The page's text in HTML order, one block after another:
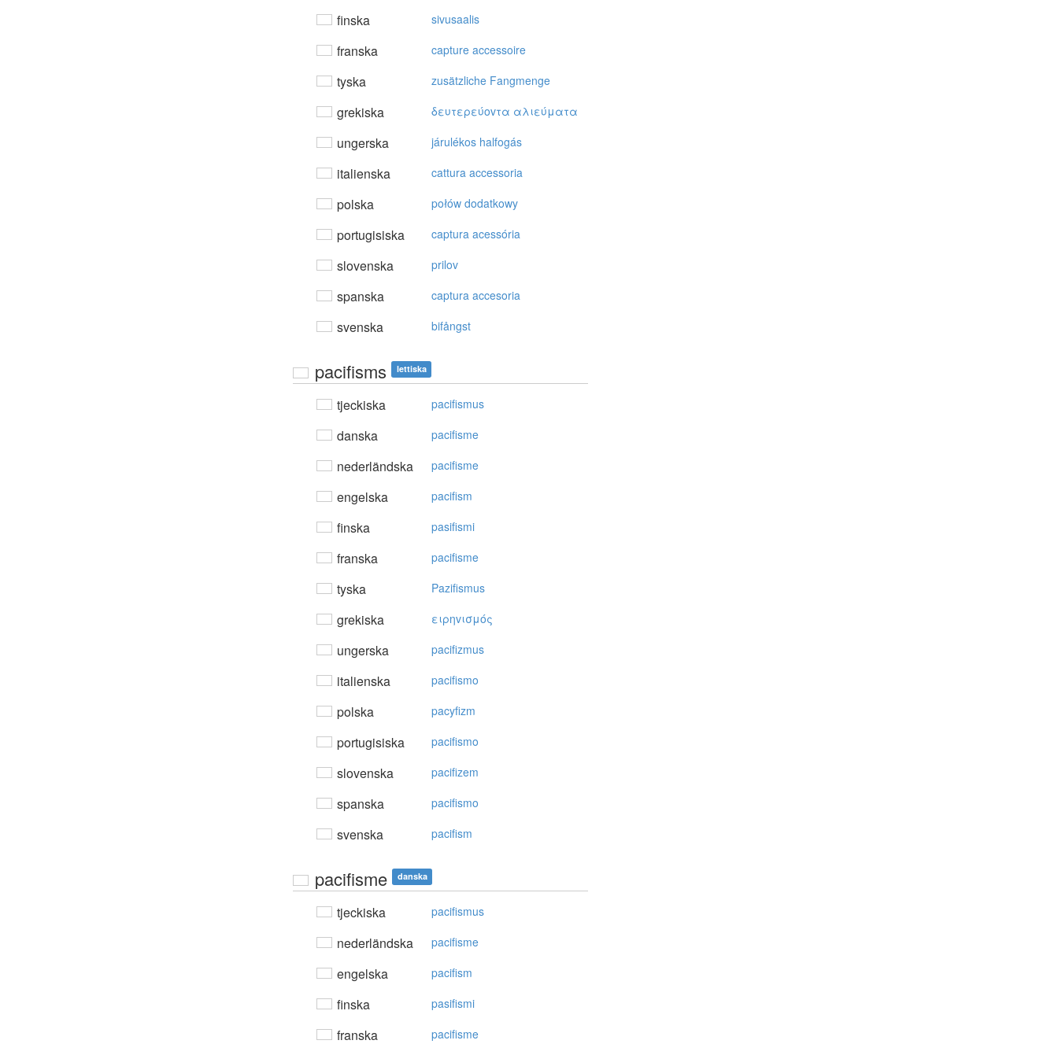
finska sivusaalis
franska capture accessoire
tyska zusätzliche Fangmenge
grekiska δευτερεύovτα αλιεύματα
ungerska járulékos halfogás
italienska cattura accessoria
polska połów dodatkowy
portugisiska captura acessória
slovenska prilov
spanska captura accesoria
svenska bifångst
pacifisms lettiska
tjeckiska pacifismus
danska pacifisme
nederländska pacifisme
engelska pacifism
finska pasifismi
franska pacifisme
tyska Pazifismus
grekiska ειρηvισμός
ungerska pacifizmus
italienska pacifismo
polska pacyfizm
portugisiska pacifismo
slovenska pacifizem
spanska pacifismo
svenska pacifism
pacifisme danska
tjeckiska pacifismus
nederländska pacifisme
engelska pacifism
finska pasifismi
franska pacifisme